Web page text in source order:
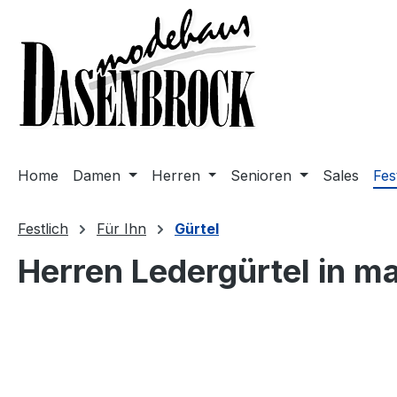
Hauptinhalt springen
Zur Hauptnavigation springen
Home Damen Herren Senioren Sales
Festlich Für Ihn Gürtel
Herren Ledergürtel in